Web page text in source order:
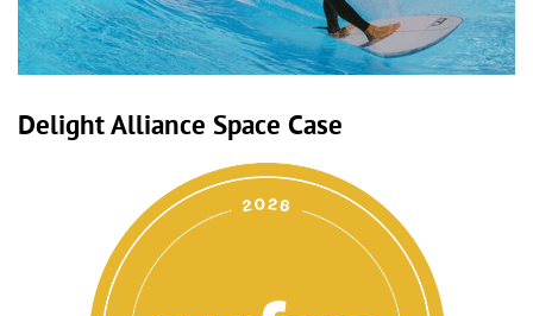
Delight Alliance Space Case